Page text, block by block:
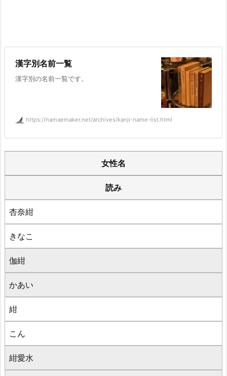
漢字別名前一覧
漢字別の名前一覧です。
https://namaemaker.net/archives/kanji-name-list.html
女性名
読み
杏奈紺
きなこ
伽紺
かあい
紺
こん
紺愛水